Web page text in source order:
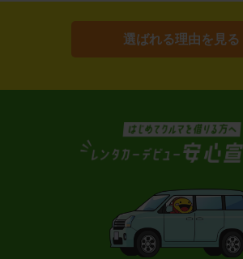
選ばれる理由を見る